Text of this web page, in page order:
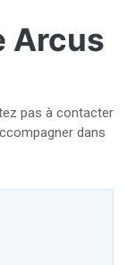
Arcus
pas à contacter
dans